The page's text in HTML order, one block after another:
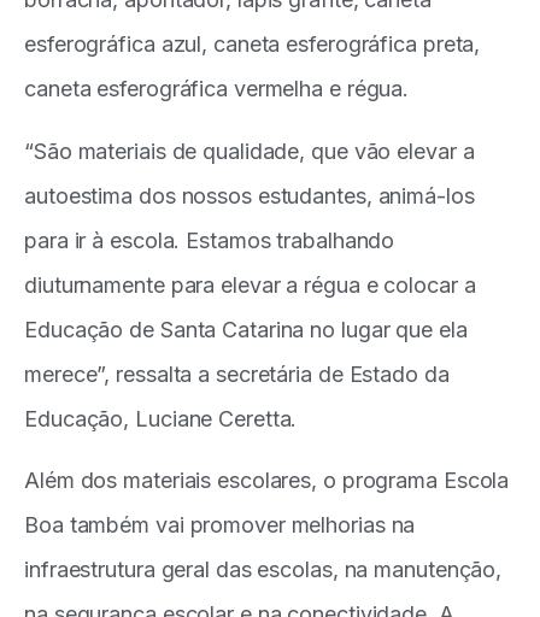
esferográfica azul, caneta esferográfica preta,
caneta esferográfica vermelha e régua.
“São materiais de qualidade, que vão elevar a
autoestima dos nossos estudantes, animá-los
para ir à escola. Estamos trabalhando
diuturnamente para elevar a régua e colocar a
Educação de Santa Catarina no lugar que ela
merece”, ressalta a secretária de Estado da
Educação, Luciane Ceretta.
Além dos materiais escolares, o programa Escola
Boa também vai promover melhorias na
infraestrutura geral das escolas, na manutenção,